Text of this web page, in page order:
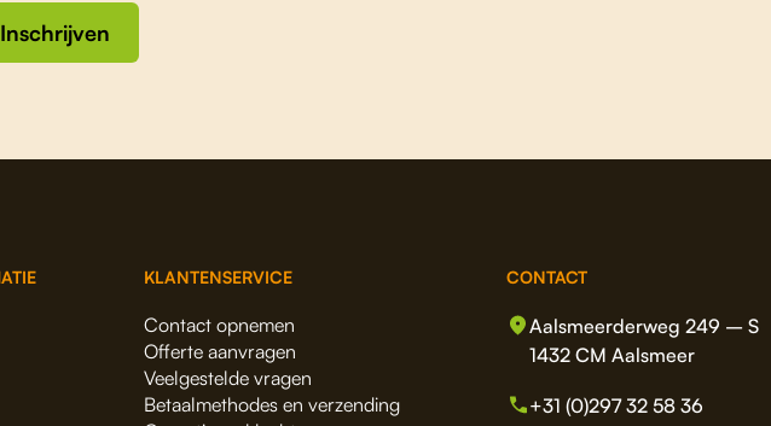
Inschrijven
KLANTENSERVICE
Contact opnemen
Offerte aanvragen
Veelgestelde vragen
Betaalmethodes en verzending
CONTACT
Aalsmeerderweg 249 – S
1432 CM Aalsmeer
+31 (0)297 32 58 36